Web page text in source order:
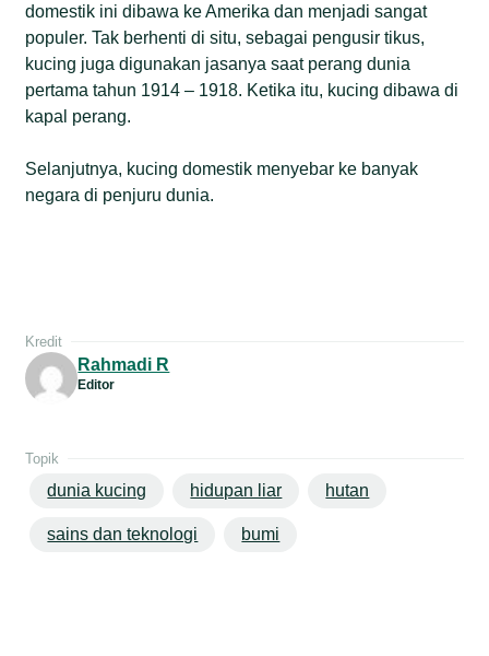
domestik ini dibawa ke Amerika dan menjadi sangat
populer. Tak berhenti di situ, sebagai pengusir tikus,
kucing juga digunakan jasanya saat perang dunia
pertama tahun 1914 – 1918. Ketika itu, kucing dibawa di
kapal perang.
Selanjutnya, kucing domestik menyebar ke banyak
negara di penjuru dunia.
Kredit
Rahmadi R
Editor
Topik
dunia kucing hidupan liar hutan
sains dan teknologi bumi